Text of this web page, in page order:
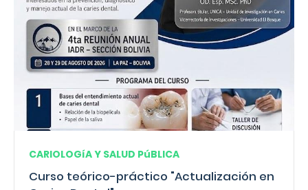
CARIOLOGíA Y SALUD PúBLICA
Curso teórico-práctico "Actualización en